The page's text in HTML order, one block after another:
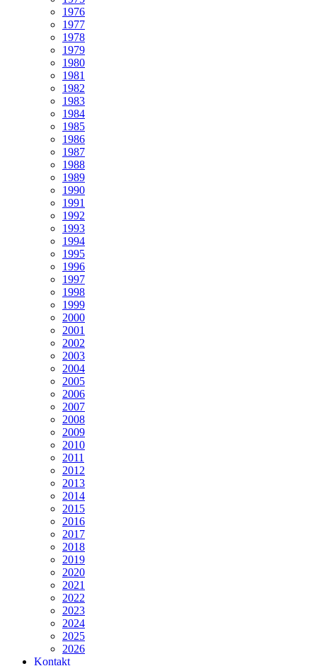
1976
1977
1978
1979
1980
1981
1982
1983
1984
1985
1986
1987
1988
1989
1990
1991
1992
1993
1994
1995
1996
1997
1998
1999
2000
2001
2002
2003
2004
2005
2006
2007
2008
2009
2010
2011
2012
2013
2014
2015
2016
2017
2018
2019
2020
2021
2022
2023
2024
2025
2026
Kontakt